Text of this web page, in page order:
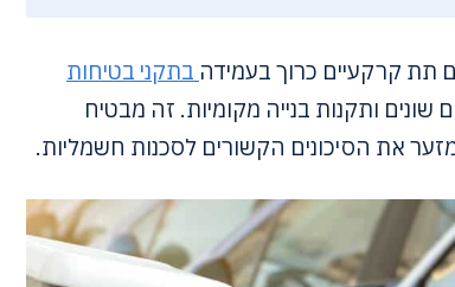
תת קרקעיים כרוך בעמידה בתקני בטיחות
שונים ותקנות בנייה מקומיות. זה מבטיח
את הסיכונים הקשורים לסכנות חשמליות.